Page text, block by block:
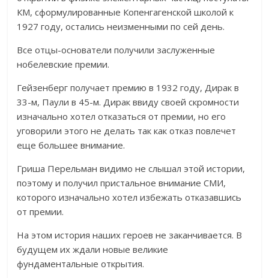
КМ, сформулированные Копенгагенской школой к
1927 году, остались неизменными по сей день.
Все отцы-основатели получили заслуженные
нобелевские премии.
Гейзенберг получает премию в 1932 году, Дирак в
33-м, Паули в 45-м. Дирак ввиду своей скромности
изначально хотел отказаться от премии, но его
уговорили этого не делать так как отказ повлечет
еще большее внимание.
Гриша Перельман видимо не слышал этой истории,
поэтому и получил пристальное внимание СМИ,
которого изначально хотел избежать отказавшись
от премии.
На этом история наших героев не заканчивается. В
будущем их ждали новые великие
фундаментальные открытия.